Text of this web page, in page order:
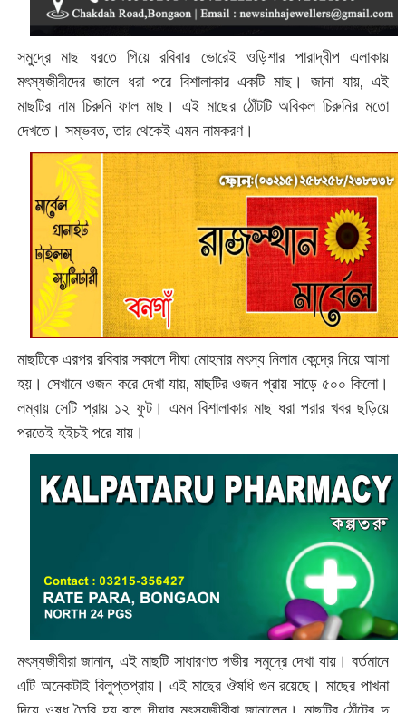
সমুদ্রে মাছ ধরতে গিয়ে রবিবার ভোরেই ওড়িশার পারাদ্বীপ এলাকায়
মৎস্যজীবীদের জালে ধরা পরে বিশালাকার একটি মাছ। জানা যায়, এই
মাছটির নাম চিরুনি ফাল মাছ। এই মাছের ঠোঁটটি অবিকল চিরুনির মতো
দেখতে। সম্ভবত, তার থেকেই এমন নামকরণ।
মাছটিকে এরপর রবিবার সকালে দীঘা মোহনার মৎস্য নিলাম কেন্দ্রে নিয়ে আসা
হয়। সেখানে ওজন করে দেখা যায়, মাছটির ওজন প্রায় সাড়ে ৫০০ কিলো।
লম্বায় সেটি প্রায় ১২ ফুট। এমন বিশালাকার মাছ ধরা পরার খবর ছড়িয়ে
পরতেই হইচই পরে যায়।
মৎস্যজীবীরা জানান, এই মাছটি সাধারণত গভীর সমুদ্রে দেখা যায়। বর্তমানে
এটি অনেকটাই বিলুপ্তপ্রায়। এই মাছের ঔষধি গুন রয়েছে। মাছের পাখনা